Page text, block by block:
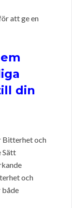
att ge en
din
Bitterhet och
Sätt
och
både